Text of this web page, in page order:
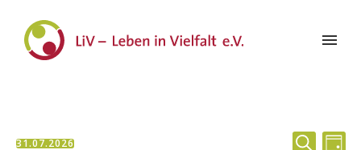
TAG
31.07.2026